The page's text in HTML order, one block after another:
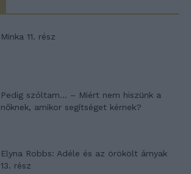
Minka 11. rész
Pedig szóltam… – Miért nem hiszünk a
nőknek, amikor segítséget kérnek?
Elyna Robbs: Adéle és az örökölt árnyak
13. rész